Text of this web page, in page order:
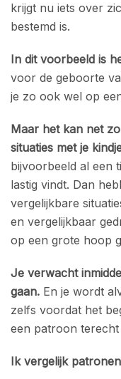
krijgt nu iets over
bestemd is.
In dit voorbeeld is
voor de geboorte
je zo ook wel op
Maar het kan net
situaties met je
bijvoorbeeld al een
lastig vindt. Dan
vergelijkbare
en vergelijkbaar
op een grote hoop
Je verwacht
gaan. En je wordt
zelfs voordat het
een patroon terecht
Ik vergelijk